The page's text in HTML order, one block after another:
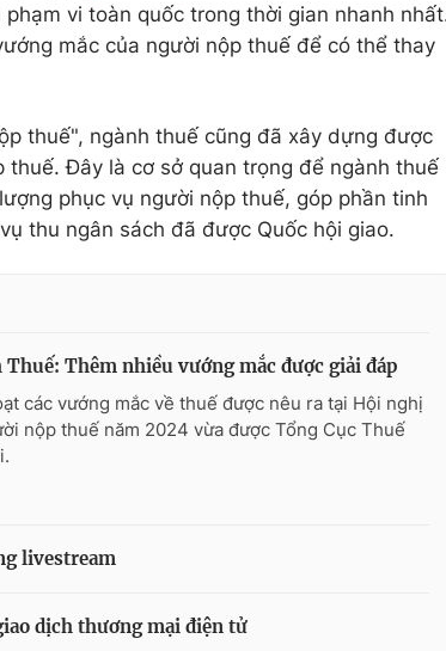
vi toàn quốc trong thời gian nhanh
mắc của người nộp thuế để có thể thay
thuế", ngành thuế cũng đã xây dựng được
Đây là cơ sở quan trọng để ngành thuế
phục vụ người nộp thuế, góp phần tinh
thu ngân sách đã được Quốc hội giao.
Thêm nhiều vướng mắc được giải đáp
các vướng mắc về thuế được nêu ra tại Hội nghị
nộp thuế năm 2024 vừa được Tổng Cục Thuế
livestream
dịch thương mại điện tử